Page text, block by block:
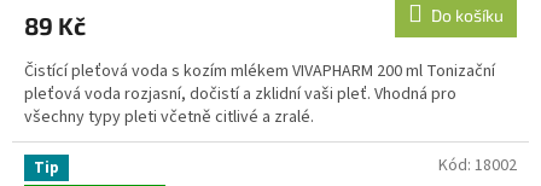
89 Kč Do košíku
Čistící pleťová voda s kozím mlékem VIVAPHARM 200 ml Tonizační
pleťová voda rozjasní, dočistí a zklidní vaši pleť. Vhodná pro
všechny typy pleti včetně citlivé a zralé.
Tip
Kód: 18002